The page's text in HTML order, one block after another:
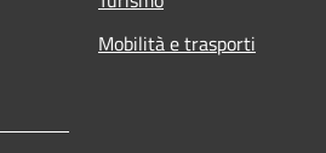
Mobilità e trasporti